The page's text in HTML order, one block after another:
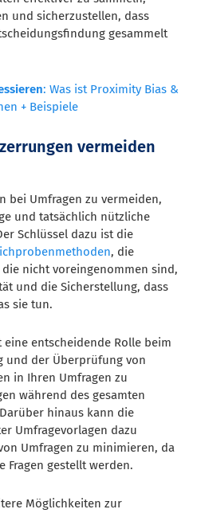
und sicherzustellen, dass
gesammelt
: Was ist Proximity Bias &
+ Beispiele
vermeiden
bei Umfragen zu vermeiden,
und tatsächlich nützliche
Schlüssel dazu ist die
, die
nicht voreingenommen sind,
und die Sicherstellung, dass
sie tun.
eine entscheidende Rolle beim
und der Überprüfung von
in Ihren Umfragen zu
während des gesamten
hinaus kann die
Umfragevorlagen dazu
Umfragen zu minimieren, da
Fragen gestellt werden.
Möglichkeiten zur